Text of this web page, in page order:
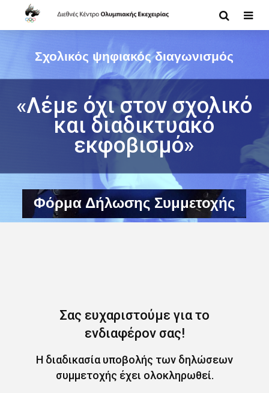
«Λέμε όχι στον σχολικό
και διαδικτυακό
εκφοβισμό»
Σχολικός ψηφιακός διαγωνισμός
Φόρμα Δήλωσης Συμμετοχής
Σας ευχαριστούμε για το
ενδιαφέρον σας!
Η διαδικασία υποβολής των δηλώσεων
συμμετοχής έχει ολοκληρωθεί.